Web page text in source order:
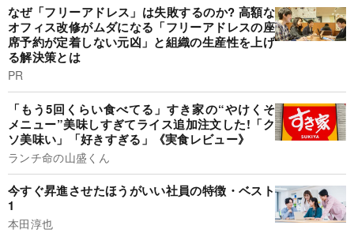
なぜ「フリーアドレス」は失敗するのか? 高額な
オフィス改修がムダになる「フリーアドレスの座
席予約が定着しない元凶」と組織の生産性を上げ
る解決策とは
PR
「もう5回くらい食べてる」すき家の“やけくそ
メニュー”美味しすぎてライス追加注文した!「ク
ソ美味い」「好きすぎる」《実食レビュー》
ランチ命の山盛くん
今すぐ昇進させたほうがいい社員の特徴・ベスト
1
本田淳也